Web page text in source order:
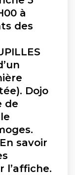
à
des
Dojo
de
savoir
l’affiche.